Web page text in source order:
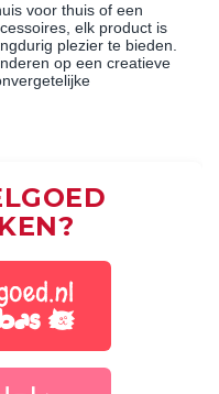
voor thuis of een
elk product is
plezier te bieden.
op een creatieve